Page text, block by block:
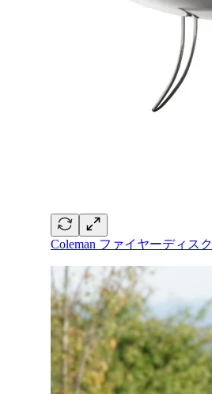
Coleman ファイヤーディスク